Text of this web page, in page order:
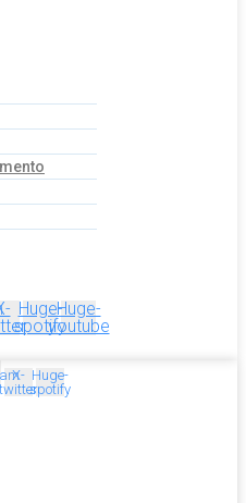
Huge-
spotify
Huge-
youtube
X- Huge-
spotify